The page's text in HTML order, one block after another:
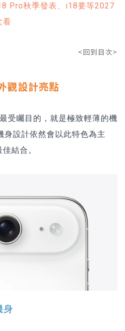
Pro秋季發表、i18要等2027
看
<回到目次>
設計亮點
受矚目的，就是極致輕薄的機
設計依然會以此特色為主
結合。
身